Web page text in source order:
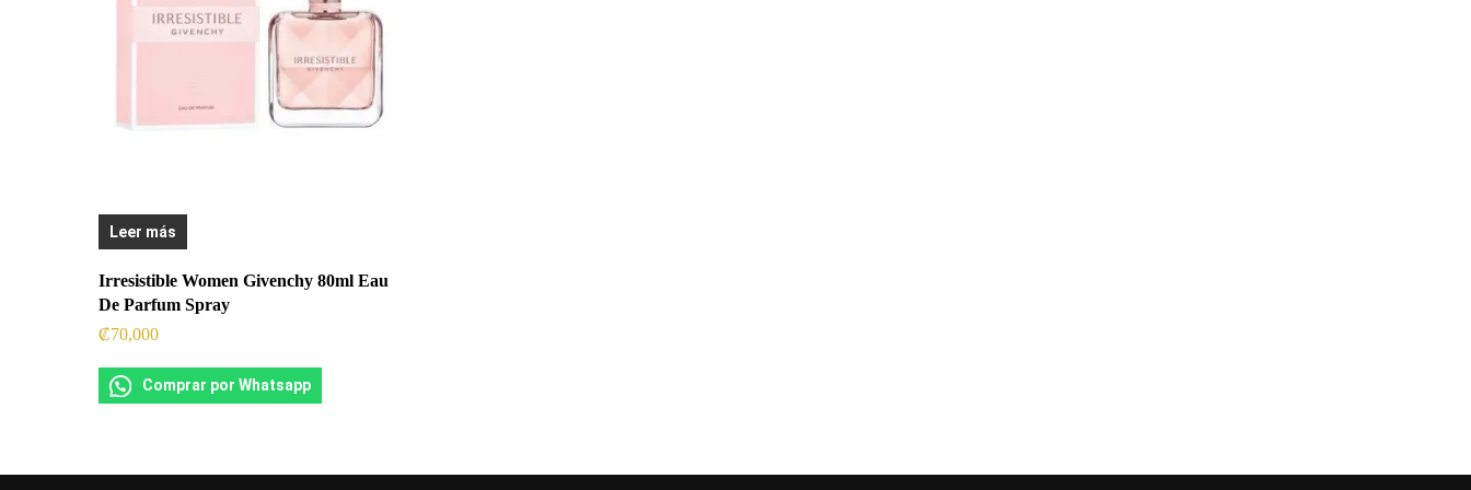
Leer más
Irresistible Women Givenchy 80ml Eau
De Parfum Spray
₡70,000
Comprar por Whatsapp